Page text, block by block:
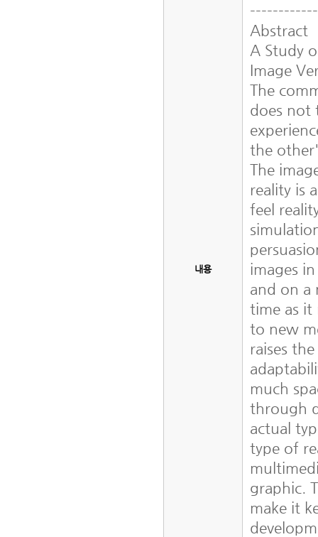
내용
Abstract
A Study
Image
The
does not
the
The
reality is
feel
images
and on a
time as it
to new
raises
much
through
actual
type of
graphic.
make it